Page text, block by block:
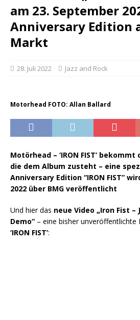
am 23. September
Anniversary Edition
Markt
28. Juli 2022 Jazz and Rock
Motorhead FOTO: Allan Ballard
Motörhead – ‘IRON FIST’
die dem Album zusteht – eine
Anniversary Edition “IRON FIST”
2022 über BMG veröffentlicht
Und hier das neue Video „Iron Fist –
Demo“ – eine bisher unveröffentlichte
‘IRON FIST’: